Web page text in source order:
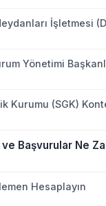
İşletmesi
Yönetimi
Kurumu (SGK)
Başvurular Ne
Hesaplayın